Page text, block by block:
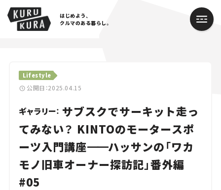
はじめよう、
クルマのある暮らし。
Lifestyle
公開日：2025.04.15
ギャラリー： サブスクでサーキット走っ
てみない？ KINTOのモータースポ
ーツ入門講座━━ハッサンの「ワカ
モノ旧車オーナー探訪記」番外編
#05
Cars
Lifestyle
Traffic
Special
Series